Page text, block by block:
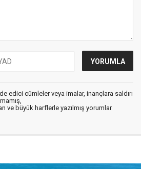
edici cümleler veya imalar, inançlara saldırı
ve büyük harflerle yazılmış yorumlar